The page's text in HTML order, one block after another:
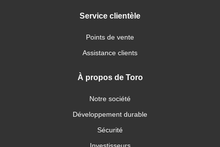
Service clientèle
Points de vente
Assistance clients
À propos de Toro
Notre société
Développement durable
Sécurité